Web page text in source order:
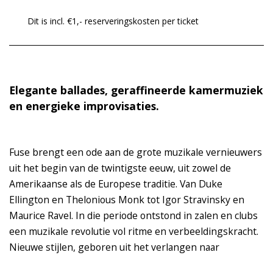
Dit is incl. €1,- reserveringskosten per ticket
Elegante ballades, geraffineerde kamermuziek
en energieke improvisaties.
Fuse brengt een ode aan de grote muzikale vernieuwers
uit het begin van de twintigste eeuw, uit zowel de
Amerikaanse als de Europese traditie. Van Duke
Ellington en Thelonious Monk tot Igor Stravinsky en
Maurice Ravel. In die periode ontstond in zalen en clubs
een muzikale revolutie vol ritme en verbeeldingskracht.
Nieuwe stijlen, geboren uit het verlangen naar